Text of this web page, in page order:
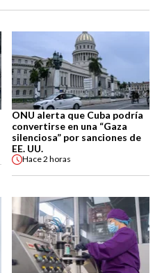
ONU alerta que Cuba podría
convertirse en una “Gaza
silenciosa” por sanciones de
EE. UU.
Hace2 horas